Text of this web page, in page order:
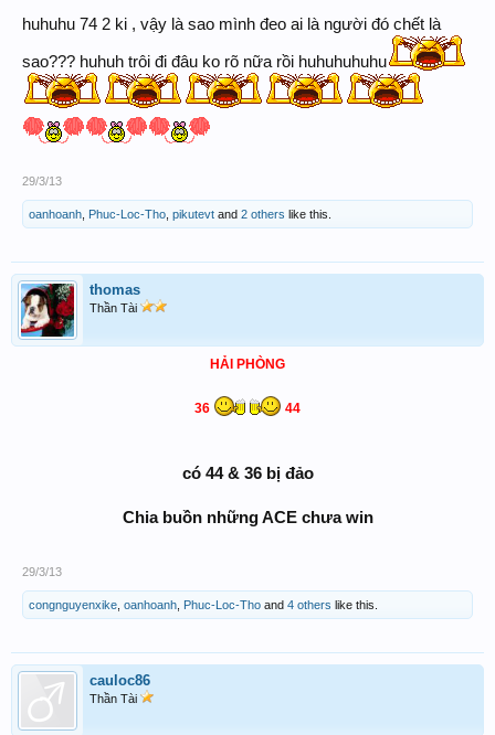
huhuhu 74 2 ki , vậy là sao mình đeo ai là người đó chết là
sao??? huhuh trôi đi đâu ko rõ nữa rồi huhuhuhuhu
29/3/13
oanhoanh Phuc-Loc-Tho pikutevt and 2 others like this.
thomas
Thần Tài
HẢI PHÒNG
36 44
có 44 & 36 bị đảo
Chia buồn những ACE chưa win
29/3/13
congnguyenxike oanhoanh Phuc-Loc-Tho and 4 others like this.
cauloc86
Thần Tài